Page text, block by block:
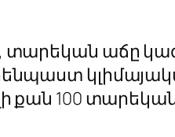
աճը
քան 100